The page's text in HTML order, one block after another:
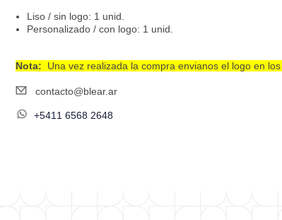
Liso / sin logo: 1 unid.
Personalizado / con logo: 1 unid.
Nota: Una vez realizada la compra envianos el logo en
contacto@blear.ar
+5411 6568 2648